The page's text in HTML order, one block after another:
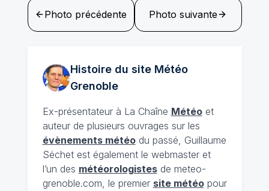
Photo précédente Photo suivante
Histoire du site Météo
Grenoble
Ex-présentateur à La Chaîne Météoet
auteur de plusieurs ouvrages sur les
évènements météodu passé, Guillaume
Séchet est également le webmaster et
l’un des météorologistesde meteo-
grenoble.com, le premier site météopour